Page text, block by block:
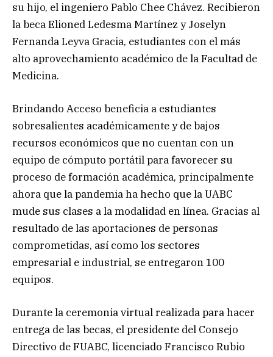
su hijo, el ingeniero Pablo Chee Chávez. Recibieron
la beca Elioned Ledesma Martínez y Joselyn
Fernanda Leyva Gracia, estudiantes con el más
alto aprovechamiento académico de la Facultad de
Medicina.
Brindando Acceso beneficia a estudiantes
sobresalientes académicamente y de bajos
recursos económicos que no cuentan con un
equipo de cómputo portátil para favorecer su
proceso de formación académica, principalmente
ahora que la pandemia ha hecho que la UABC
mude sus clases a la modalidad en línea. Gracias al
resultado de las aportaciones de personas
comprometidas, así como los sectores
empresarial e industrial, se entregaron 100
equipos.
Durante la ceremonia virtual realizada para hacer
entrega de las becas, el presidente del Consejo
Directivo de FUABC, licenciado Francisco Rubio